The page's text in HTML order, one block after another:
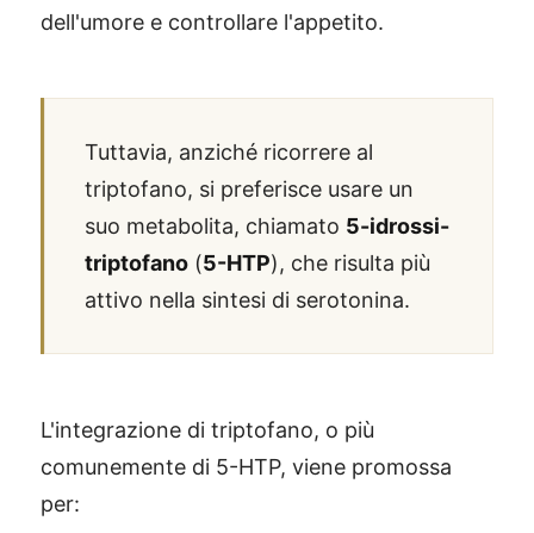
dell'umore e controllare l'appetito.
Tuttavia, anziché ricorrere al
triptofano, si preferisce usare un
suo metabolita, chiamato 5-idrossi-
triptofano (5-HTP), che risulta più
attivo nella sintesi di serotonina.
L'integrazione di triptofano, o più
comunemente di 5-HTP, viene promossa
per: